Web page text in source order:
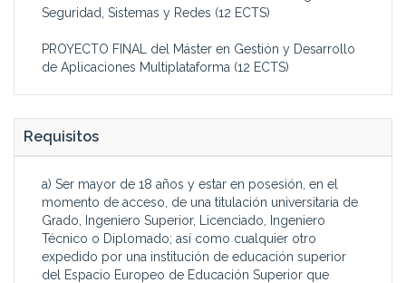
Seguridad, Sistemas y Redes (12 ECTS)
PROYECTO FINAL del Máster en Gestión y Desarrollo
de Aplicaciones Multiplataforma (12 ECTS)
Requisitos
a) Ser mayor de 18 años y estar en posesión, en el
momento de acceso, de una titulación universitaria de
Grado, Ingeniero Superior, Licenciado, Ingeniero
Técnico o Diplomado; así como cualquier otro
expedido por una institución de educación superior
del Espacio Europeo de Educación Superior que